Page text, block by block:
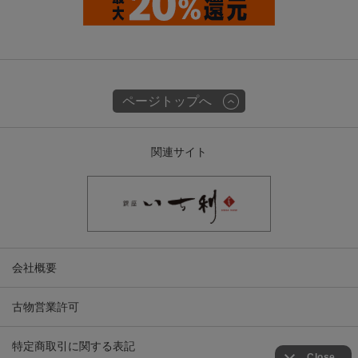
ページトップへ
関連サイト
会社概要
古物営業許可
特定商取引に関する表記